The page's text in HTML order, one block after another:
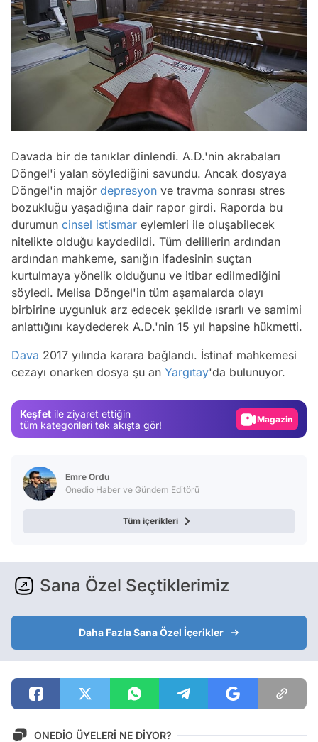
Davada bir de tanıklar dinlendi. A.D.'nin akrabaları
Döngel'i yalan söylediğini savundu. Ancak dosyaya
Döngel'in majör depresyon ve travma sonrası stres
bozukluğu yaşadığına dair rapor girdi. Raporda bu
durumun cinsel istismar eylemleri ile oluşabilecek
nitelikte olduğu kaydedildi. Tüm delillerin ardından
ardından mahkeme, sanığın ifadesinin suçtan
kurtulmaya yönelik olduğunu ve itibar edilmediğini
söyledi. Melisa Döngel'in tüm aşamalarda olayı
birbirine uygunluk arz edecek şekilde ısrarlı ve samimi
anlattığını kaydederek A.D.'nin 15 yıl hapsine hükmetti.
Dava 2017 yılında karara bağlandı. İstinaf mahkemesi
cezayı onarken dosya şu an Yargıtay'da bulunuyor.
Keşfet ile ziyaret ettiğin
tüm kategorileri tek akışta gör!
Video
Test
Gündem
Magazin
Video
Emre Ordu
Onedio Haber ve Gündem Editörü
Tüm içerikleri
Sana Özel Seçtiklerimiz
Daha Fazla Sana Özel İçerikler
ONEDİO ÜYELERİ NE DİYOR?